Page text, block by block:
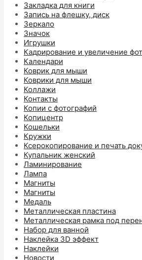
Закладка для книги
Запись на флешку, диск
Зеркало
Значок
Игрушки
Кадрирование и увеличение
Календари
Коврик для мыши
Коврики для мыши
Коллажи
Контакты
Копии с фотографий
Копицентр
Кошельки
Кружки
Ксерокопирование и печать
Купальник женский
Ламинирование
Лампа
Магниты
Магниты
Медаль
Металлическая пластина
Металлическая рамка под
Набор для ванной
Наклейка 3D эффект
Наклейки
Новости